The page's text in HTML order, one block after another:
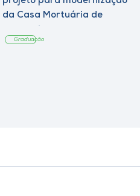
da Casa Mortuária de
Graduação